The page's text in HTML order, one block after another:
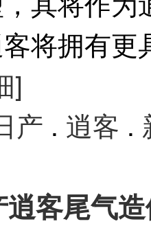
将拥有
]
产 . 逍客 .
客尾气